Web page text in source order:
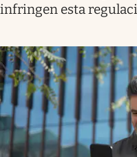
infringen esta